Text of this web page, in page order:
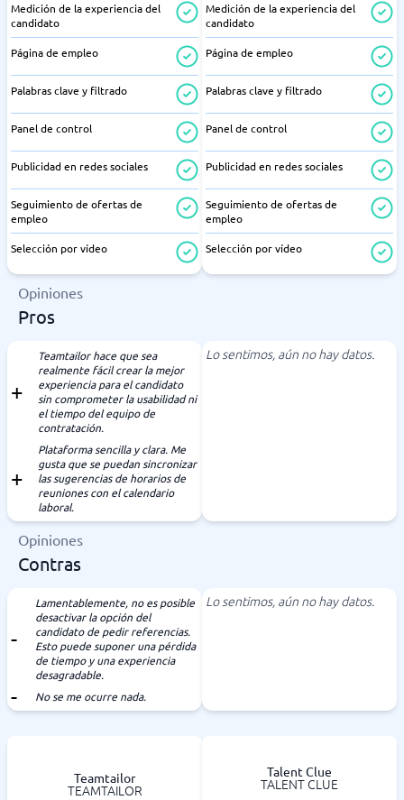
Medición de la experiencia del
candidato
Página de empleo
Palabras clave y filtrado
Panel de control
Publicidad en redes sociales
Seguimiento de ofertas de
empleo
Selección por vídeo
Medición de la experiencia del
candidato
Página de empleo
Palabras clave y filtrado
Panel de control
Publicidad en redes sociales
Seguimiento de ofertas de
empleo
Selección por vídeo
Opiniones
Pros
Teamtailor hace que sea
realmente fácil crear la mejor
experiencia para el candidato
sin comprometer la usabilidad ni
el tiempo del equipo de
contratación.
Plataforma sencilla y clara. Me
gusta que se puedan sincronizar
las sugerencias de horarios de
reuniones con el calendario
laboral.
Lo sentimos, aún no hay datos.
Opiniones
Contras
Lamentablemente, no es posible
desactivar la opción del
candidato de pedir referencias.
Esto puede suponer una pérdida
de tiempo y una experiencia
desagradable.
No se me ocurre nada.
Lo sentimos, aún no hay datos.
Teamtailor
TEAMTAILOR
Talent Clue
TALENT CLUE